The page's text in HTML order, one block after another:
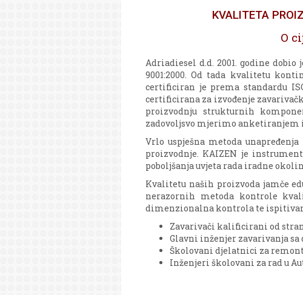
KVALITETA
O
Adriadiesel d.d. 2001. godine
9001:2000. Od tada kvalitetu
certificiran je prema standardu
certificirana za izvođenje
proizvodnju strukturnih
zadovoljsvo mjerimo
Vrlo uspješna metoda
proizvodnje. KAIZEN je
poboljšanja uvjeta rada iradne
Kvalitetu naših proizvoda jamče
nerazornih metoda kontrole
dimenzionalna kontrola te
Zavarivači kalificirani od
Glavni inženjer zavarivanja
Školovani djelatnici za
Inženjeri školovani za rad u